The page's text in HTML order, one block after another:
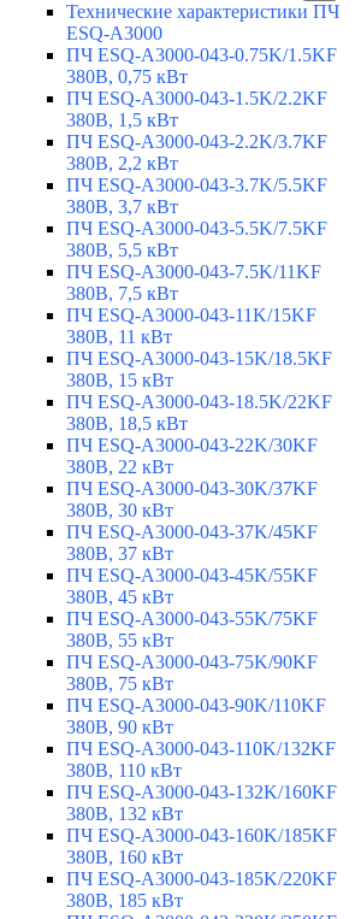
Технические характеристики ПЧ
ESQ-A3000
ПЧ ESQ-A3000-043-0.75K/1.5KF
380В, 0,75 кВт
ПЧ ESQ-A3000-043-1.5K/2.2KF
380В, 1,5 кВт
ПЧ ESQ-A3000-043-2.2K/3.7KF
380В, 2,2 кВт
ПЧ ESQ-A3000-043-3.7K/5.5KF
380В, 3,7 кВт
ПЧ ESQ-A3000-043-5.5K/7.5KF
380В, 5,5 кВт
ПЧ ESQ-A3000-043-7.5K/11KF
380В, 7,5 кВт
ПЧ ESQ-A3000-043-11K/15KF
380В, 11 кВт
ПЧ ESQ-A3000-043-15K/18.5KF
380В, 15 кВт
ПЧ ESQ-A3000-043-18.5K/22KF
380В, 18,5 кВт
ПЧ ESQ-A3000-043-22K/30KF
380В, 22 кВт
ПЧ ESQ-A3000-043-30K/37KF
380В, 30 кВт
ПЧ ESQ-A3000-043-37K/45KF
380В, 37 кВт
ПЧ ESQ-A3000-043-45K/55KF
380В, 45 кВт
ПЧ ESQ-A3000-043-55K/75KF
380В, 55 кВт
ПЧ ESQ-A3000-043-75K/90KF
380В, 75 кВт
ПЧ ESQ-A3000-043-90K/110KF
380В, 90 кВт
ПЧ ESQ-A3000-043-110K/132KF
380В, 110 кВт
ПЧ ESQ-A3000-043-132K/160KF
380В, 132 кВт
ПЧ ESQ-A3000-043-160K/185KF
380В, 160 кВт
ПЧ ESQ-A3000-043-185K/220KF
380В, 185 кВт